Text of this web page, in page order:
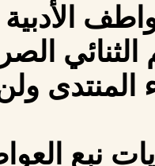
ولن
نبع